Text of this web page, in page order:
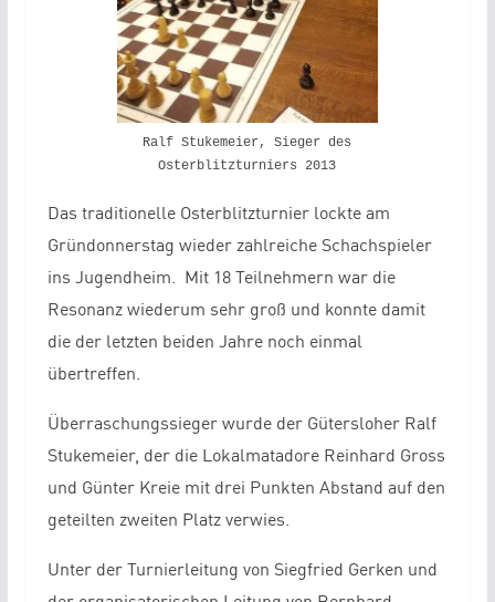
Ralf Stukemeier, Sieger des
Osterblitzturniers 2013
Das traditionelle Osterblitzturnier lockte am
Gründonnerstag wieder zahlreiche Schachspieler
ins Jugendheim. Mit 18 Teilnehmern war die
Resonanz wiederum sehr groß und konnte damit
die der letzten beiden Jahre noch einmal
übertreffen.
Überraschungssieger wurde der Gütersloher Ralf
Stukemeier, der die Lokalmatadore Reinhard Gross
und Günter Kreie mit drei Punkten Abstand auf den
geteilten zweiten Platz verwies.
Unter der Turnierleitung von Siegfried Gerken und